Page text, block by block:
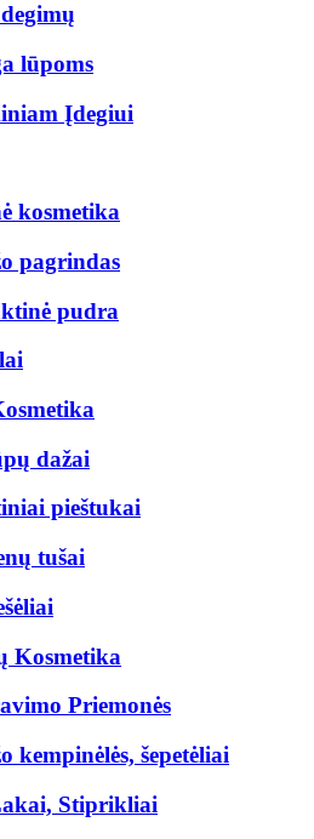
lūpoms
Įdegiui
kosmetika
pagrindas
pudra
dažai
pieštukai
tušai
Kosmetika
Priemonės
kempinėlės, šepetėliai
Stiprikliai